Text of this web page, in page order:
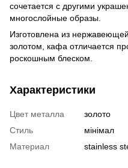
сочетается с другими
многослойные образы.
Изготовлена из
золотом, кафа отличается
роскошным блеском.
Характеристики
Цвет металла
золото
Стиль
мінімал
Материал
stainless